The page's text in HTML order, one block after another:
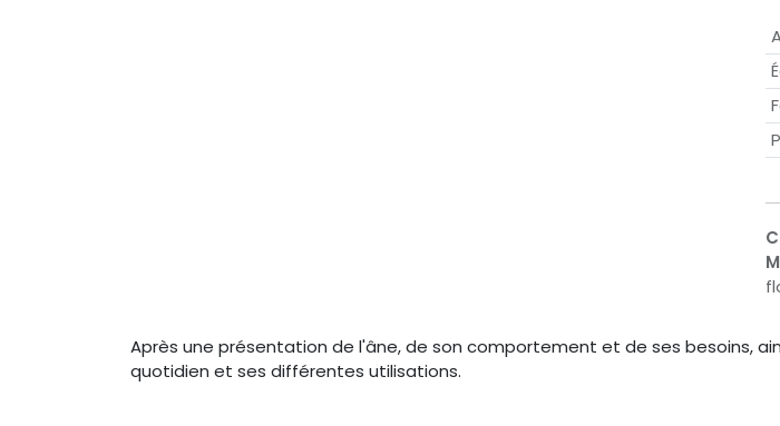
Après une présentation de l'âne, de son comportement et de ses besoins,
quotidien et ses différentes utilisations.